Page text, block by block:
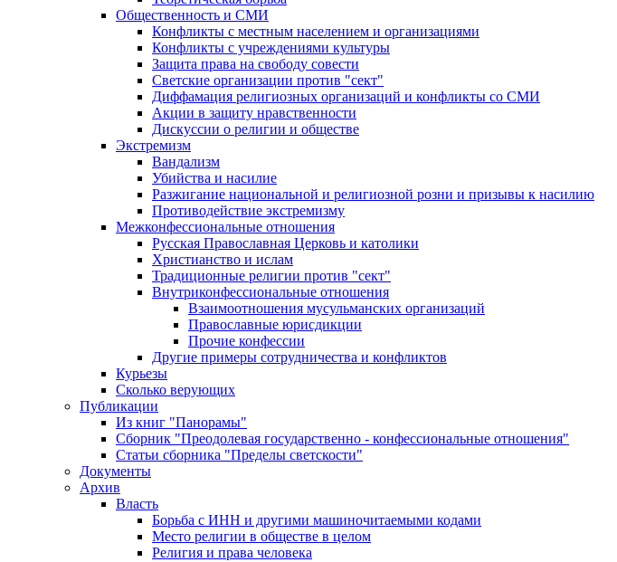
Общественность и СМИ
Конфликты с местным населением и организациями
Конфликты с учреждениями культуры
Защита права на свободу совести
Светские организации против "сект"
Диффамация религиозных организаций и конфликты со СМИ
Акции в защиту нравственности
Дискуссии о религии и обществе
Экстремизм
Вандализм
Убийства и насилие
Разжигание национальной и религиозной розни и призывы к насилию
Противодействие экстремизму
Межконфессиональные отношения
Русская Православная Церковь и католики
Христианство и ислам
Традиционные религии против "сект"
Внутриконфессиональные отношения
Взаимоотношения мусульманских организаций
Православные юрисдикции
Прочие конфессии
Другие примеры сотрудничества и конфликтов
Курьезы
Сколько верующих
Публикации
Из книг "Панорамы"
Сборник "Преодолевая государственно - конфессиональные отношения"
Статьи сборника "Пределы светскости"
Документы
Архив
Власть
Борьба с ИНН и другими машиночитаемыми кодами
Место религии в обществе в целом
Религия и права человека